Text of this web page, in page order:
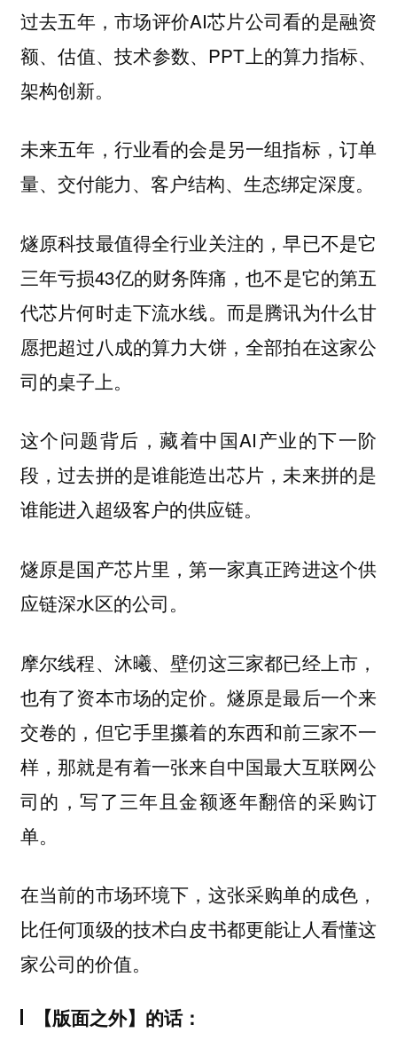
过去五年，市场评价AI芯片公司看的是融资
额、估值、技术参数、PPT上的算力指标、
架构创新。
未来五年，行业看的会是另一组指标，订单
量、交付能力、客户结构、生态绑定深度。
燧原科技最值得全行业关注的，早已不是它
三年亏损43亿的财务阵痛，也不是它的第五
代芯片何时走下流水线。而是腾讯为什么甘
愿把超过八成的算力大饼，全部拍在这家公
司的桌子上。
这个问题背后，藏着中国AI产业的下一阶
段，过去拼的是谁能造出芯片，未来拼的是
谁能进入超级客户的供应链。
燧原是国产芯片里，第一家真正跨进这个供
应链深水区的公司。
摩尔线程、沐曦、壁仞这三家都已经上市，
也有了资本市场的定价。燧原是最后一个来
交卷的，但它手里攥着的东西和前三家不一
样，那就是有着一张来自中国最大互联网公
司的，写了三年且金额逐年翻倍的采购订
单。
在当前的市场环境下，这张采购单的成色，
比任何顶级的技术白皮书都更能让人看懂这
家公司的价值。
【版面之外】的话：